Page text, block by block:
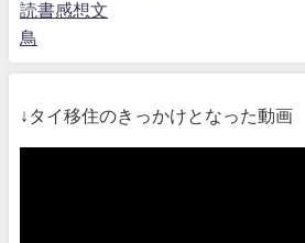
読書感想文
鳥
↓タイ移住のきっかけとなった動画